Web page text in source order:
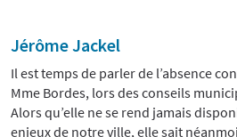
Jérôme Jackel
Il est temps de parler de l’absence
Mme Bordes, lors des conseils
Alors qu’elle ne se rend jamais
enjeux de notre ville, elle sait